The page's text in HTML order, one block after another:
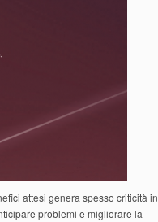
attesi genera spesso criticità in
problemi e migliorare la